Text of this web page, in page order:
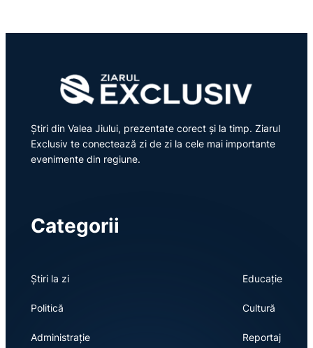
Știri din Valea Jiului, prezentate corect și la timp. Ziarul
Exclusiv te conectează zi de zi la cele mai importante
evenimente din regiune.
Categorii
Știri la zi
Politică
Administrație
Educație
Cultură
Reportaj